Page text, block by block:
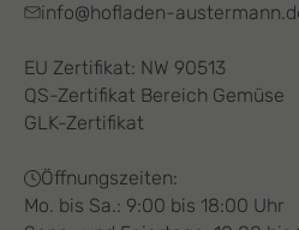
info@hofladen-
EU Zertifikat: NW 90513
QS-Zertifikat Bereich Gemüse
GLK-Zertifikat
Öffnungszeiten:
Mo. bis Sa.: 9:00 bis 18:00 Uhr